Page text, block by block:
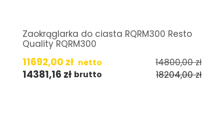
Zaokrąglarka do ciasta RQRM300 Resto
Quality RQRM300
11692,00 zł netto 14800,00zł
14381,16 zł brutto 18204,00zł